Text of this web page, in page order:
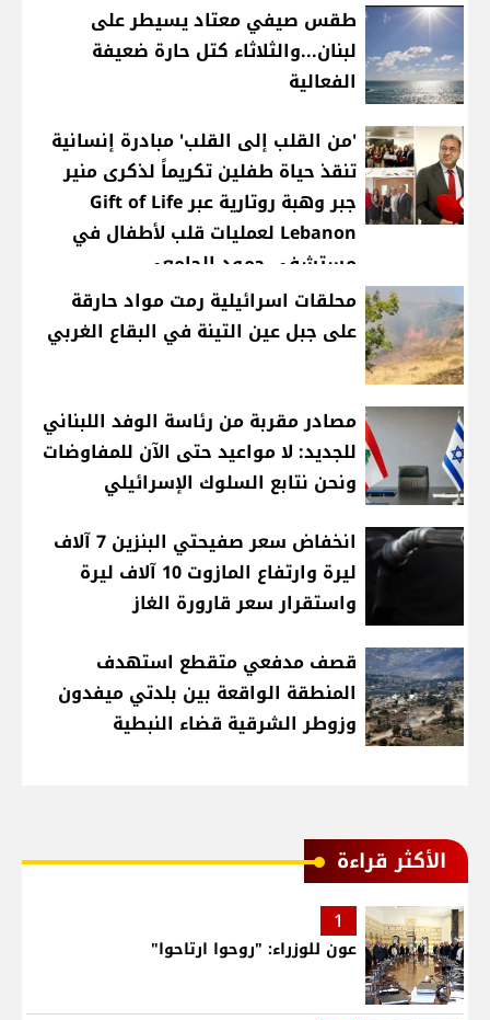
طقس صيفي معتاد يسيطر على
لبنان...والثلاثاء كتل حارة ضعيفة
الفعالية
'من القلب إلى القلب' مبادرة إنسانية
تنقذ حياة طفلين تكريماً لذكرى منير
جبر وهبة روتارية عبر Gift of Life
Lebanon لعمليات قلب لأطفال في
مستشفى حمود الجامعي
محلقات اسرائيلية رمت مواد حارقة
على جبل عين التينة في البقاع الغربي
مصادر مقربة من رئاسة الوفد اللبناني
للجديد: لا مواعيد حتى الآن للمفاوضات
ونحن نتابع السلوك الإسرائيلي
انخفاض سعر صفيحتي البنزين 7 آلاف
ليرة وارتفاع المازوت 10 آلاف ليرة
واستقرار سعر قارورة الغاز
قصف مدفعي متقطع استهدف
المنطقة الواقعة بين بلدتي ميفدون
وزوطر الشرقية قضاء النبطية
الأكثر قراءة
1
عون للوزراء: "روحوا ارتاحوا"